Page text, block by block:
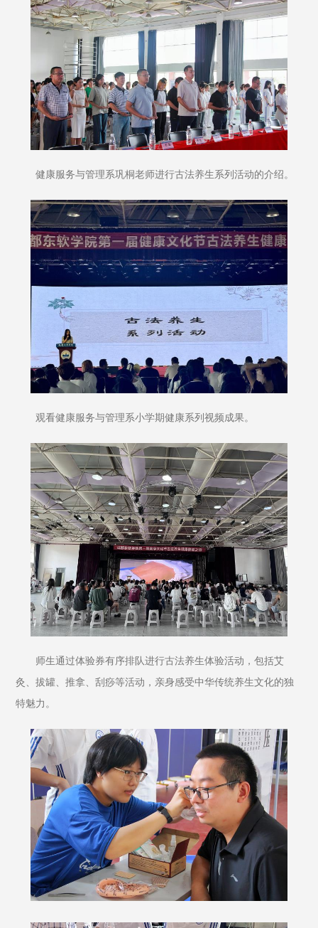
健康服务与管理系巩桐老师进行古法养生系列活动的介绍。
观看健康服务与管理系小学期健康系列视频成果。
师生通过体验券有序排队进行古法养生体验活动，包括艾
灸、拔罐、推拿、刮痧等活动，亲身感受中华传统养生文化的独
特魅力。